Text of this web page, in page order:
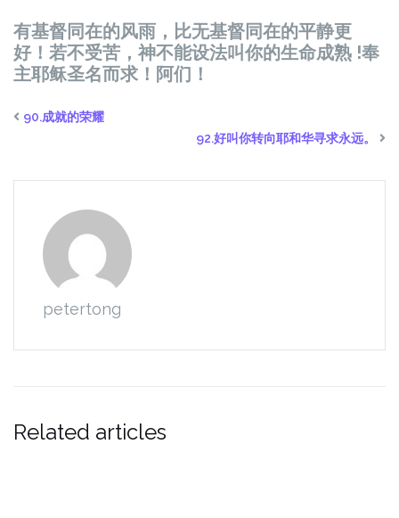
有基督同在的风雨，比无基督同在的平静更
好！若不受苦，神不能设法叫你的生命成熟 !奉
主耶稣圣名而求！阿们！
90.成就的荣耀
92.好叫你转向耶和华寻求永远。
petertong
Related articles